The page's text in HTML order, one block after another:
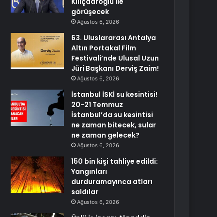
görüşecek
Ağustos 6, 2026
63. Uluslararası Antalya
Altın Portakal Film
Festivali’nde Ulusal Uzun
Jüri Başkanı Derviş Zaim!
Ağustos 6, 2026
İstanbul İSKİ su kesintisi!
20-21 Temmuz
İstanbul’da su kesintisi
ne zaman bitecek, sular
ne zaman gelecek?
Ağustos 6, 2026
150 bin kişi tahliye edildi:
Yangınları
durduramayınca atları
saldılar
Ağustos 6, 2026